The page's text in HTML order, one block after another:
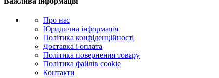
Про нас
Юридична інформація
Політика конфіденційності
Доставка і оплата
Політика повернення товару
Політика файлів cookie
Контакти